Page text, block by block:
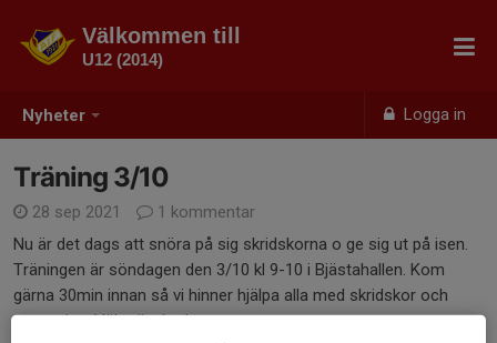
Nyheter Logga in
Välkommen till
U12 (2014)
Träning 3/10
28 sep 2021
1 kommentar
Nu är det dags att snöra på sig skridskorna o ge sig ut på isen.
Träningen är söndagen den 3/10 kl 9-10 i Bjästahallen. Kom
gärna 30min innan så vi hinner hjälpa alla med skridskor och
utrustning. Väl mött Ledarna